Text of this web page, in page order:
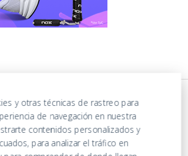
y otras técnicas de rastreo para
de navegación en nuestra
contenidos personalizados y
para analizar el tráfico en